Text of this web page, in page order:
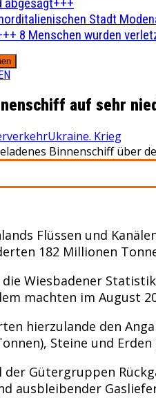
Stadt
8 Menschen wurden
auf sehr
Ukraine. Krieg
Binnenschiff über
Flüssen und
182 Millionen
Wiesbadener
machten im August
hierzulande den
Steine und
Gütergruppen
ausbleibender